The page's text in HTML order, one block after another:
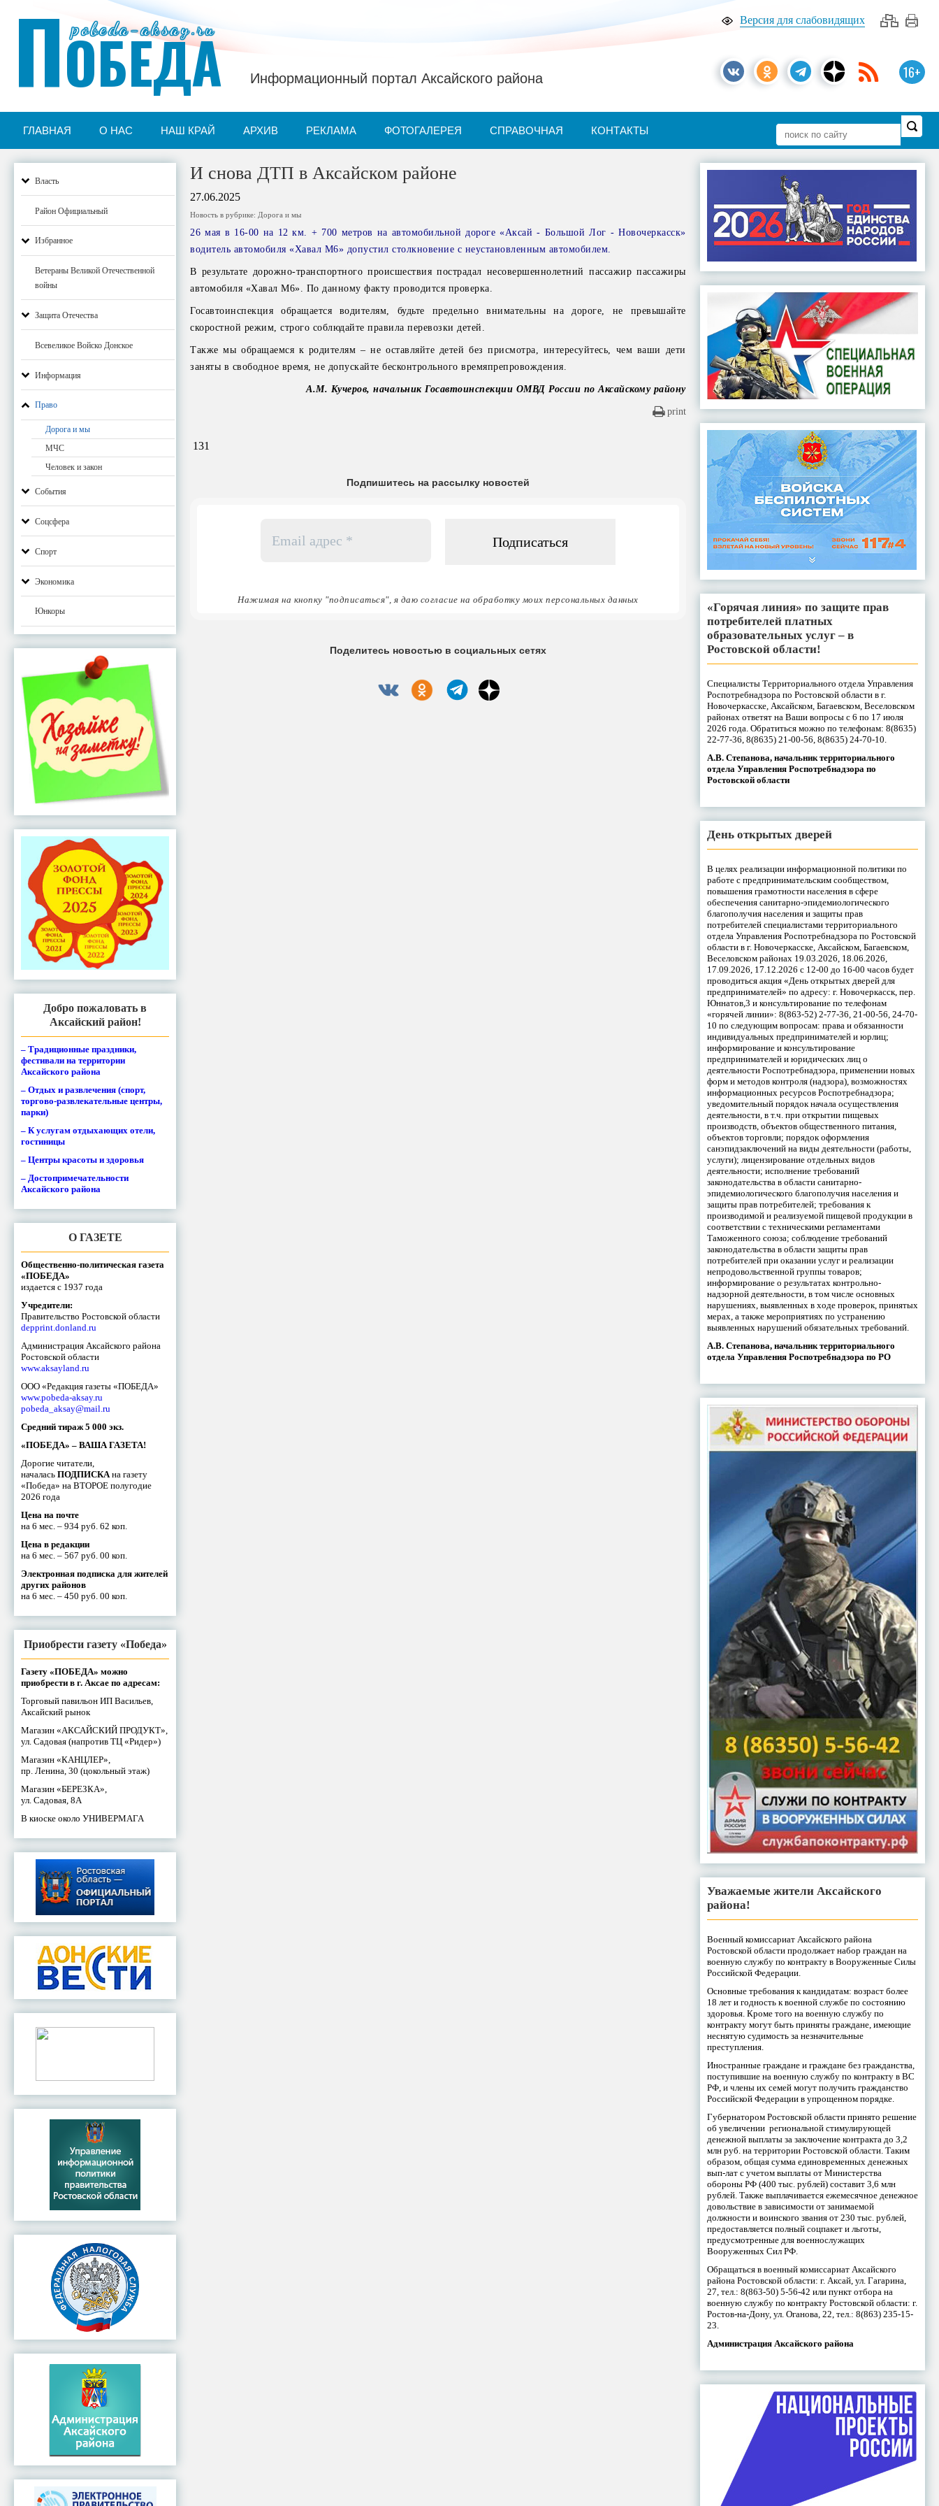
Версия для слабовидящих
16+
pobeda-aksay.ru
ПОБЕДА Информационный портал Аксайского района
ГЛАВНАЯ О НАС НАШ КРАЙ АРХИВ РЕКЛАМА ФОТОГАЛЕРЕЯ СПРАВОЧНАЯ КОНТАКТЫ
Власть
Район Официальный
Избранное
Ветераны Великой Отечественной
войны
Защита Отечества
Всевеликое Войско Донское
Информация
Право
Дорога и мы
МЧС
Человек и закон
События
Соцсфера
Спорт
Экономика
Юнкоры
Добро пожаловать в
Аксайский район!
– Традиционные праздники,
фестивали на территории
Аксайского района
– Отдых и развлечения (спорт,
торгово-развлекательные центры,
парки)
– К услугам отдыхающих отели,
гостиницы
– Центры красоты и здоровья
– Достопримечательности
Аксайского района
О ГАЗЕТЕ
Общественно-политическая газета
«ПОБЕДА»
издается с 1937 года
Учредители:
Правительство Ростовской области
depprint.donland.ru
Администрация Аксайского района
Ростовской области
www.aksayland.ru
ООО «Редакция газеты «ПОБЕДА»
www.pobeda-aksay.ru
pobeda_aksay@mail.ru
Средний тираж 5 000 экз.
«ПОБЕДА» – ВАША ГАЗЕТА!
Дорогие читатели,
началась ПОДПИСКАна газету
«Победа» на ВТОРОЕ полугодие
2026 года
Цена на почте
на 6 мес. – 934 руб. 62 коп.
Цена в редакции
на 6 мес. – 567 руб. 00 коп.
Электронная подписка для жителей
других районов
на 6 мес. – 450 руб. 00 коп.
Приобрести газету «Победа»
Газету «ПОБЕДА» можно
приобрести в г. Аксае по адресам:
Торговый павильон ИП Васильев,
Аксайский рынок
Магазин «АКСАЙСКИЙ ПРОДУКТ»,
ул. Садовая (напротив ТЦ «Ридер»)
Магазин «КАНЦЛЕР»,
пр. Ленина, 30 (цокольный этаж)
Магазин «БЕРЕЗКА»,
ул. Садовая, 8А
В киоске около УНИВЕРМАГА
И снова ДТП в Аксайском районе
27.06.2025
Новость в рубрике: Дорога и мы
26 мая в 16-00 на 12 км. + 700 метров на автомобильной дороге «Аксай - Большой Лог - Новочеркасск»
водитель автомобиля «Хавал М6» допустил столкновение с неустановленным автомобилем.
В результате дорожно-транспортного происшествия пострадал несовершеннолетний пассажир пассажиры
автомобиля «Хавал М6». По данному факту проводится проверка.
Госавтоинспекция обращается водителям, будьте предельно внимательны на дороге, не превышайте
скоростной режим, строго соблюдайте правила перевозки детей.
Также мы обращаемся к родителям – не оставляйте детей без присмотра, интересуйтесь, чем ваши дети
заняты в свободное время, не допускайте бесконтрольного времяпрепровождения.
А.М. Кучеров, начальник Госавтоинспекции ОМВД России по Аксайскому району
print
131
Подпишитесь на рассылку новостей
адрес
Нажимая на кнопку "подписаться", я даю согласие на обработку моих персональных данных
Поделитесь новостью в социальных сетях
«Горячая линия» по защите прав
потребителей платных
образовательных услуг – в
Ростовской области!
Специалисты Территориального отдела Управления
Роспотребнадзора по Ростовской области в г.
Новочеркасске, Аксайском, Багаевском, Веселовском
районах ответят на Ваши вопросы с 6 по 17 июля
2026 года. Обратиться можно по телефонам: 8(8635)
22-77-36, 8(8635) 21-00-56, 8(8635) 24-70-10.
А.В. Степанова, начальник территориального
отдела Управления Роспотребнадзора по
Ростовской области
День открытых дверей
В целях реализации информационной политики по
работе с предпринимательским сообществом,
повышения грамотности населения в сфере
обеспечения санитарно-эпидемиологического
благополучия населения и защиты прав
потребителей специалистами территориального
отдела Управления Роспотребнадзора по Ростовской
области в г. Новочеркасске, Аксайском, Багаевском,
Веселовском районах 19.03.2026, 18.06.2026,
17.09.2026, 17.12.2026 с 12-00 до 16-00 часов будет
проводиться акция «День открытых дверей для
предпринимателей» по адресу: г. Новочеркасск, пер.
Юннатов,3 и консультирование по телефонам
«горячей линии»: 8(863-52) 2-77-36, 21-00-56, 24-70-
10 по следующим вопросам: права и обязанности
индивидуальных предпринимателей и юрлиц;
информирование и консультирование
предпринимателей и юридических лиц о
деятельности Роспотребнадзора, применении новых
форм и методов контроля (надзора), возможностях
информационных ресурсов Роспотребнадзора;
уведомительный порядок начала осуществления
деятельности, в т.ч. при открытии пищевых
производств, объектов общественного питания,
объектов торговли; порядок оформления
санэпидзаключений на виды деятельности (работы,
услуги); лицензирование отдельных видов
деятельности; исполнение требований
законодательства в области санитарно-
эпидемиологического благополучия населения и
защиты прав потребителей; требования к
производимой и реализуемой пищевой продукции в
соответствии с техническими регламентами
Таможенного союза; соблюдение требований
законодательства в области защиты прав
потребителей при оказании услуг и реализации
непродовольственной группы товаров;
информирование о результатах контрольно-
надзорной деятельности, в том числе основных
нарушениях, выявленных в ходе проверок, принятых
мерах, а также мероприятиях по устранению
выявленных нарушений обязательных требований.
А.В. Степанова, начальник территориального
отдела Управления Роспотребнадзора по РО
Уважаемые жители Аксайского
района!
Военный комиссариат Аксайского района
Ростовской области продолжает набор граждан на
военную службу по контракту в Вооруженные Силы
Российской Федерации.
Основные требования к кандидатам: возраст более
18 лет и годность к военной службе по состоянию
здоровья. Кроме того на военную службу по
контракту могут быть приняты граждане, имеющие
неснятую судимость за незначительные
преступления.
Иностранные граждане и граждане без гражданства,
поступившие на военную службу по контракту в ВС
РФ, и члены их семей могут получить гражданство
Российской Федерации в упрощенном порядке.
Губернатором Ростовской области принято решение
об увеличении региональной стимулирующей
денежной выплаты за заключение контракта до 3,2
млн руб. на территории Ростовской области. Таким
образом, общая сумма единовременных денежных
вып-лат с учетом выплаты от Министерства
обороны РФ (400 тыс. рублей) составит 3,6 млн
рублей. Также выплачивается ежемесячное денежное
довольствие в зависимости от занимаемой
должности и воинского звания от 230 тыс. рублей,
предоставляется полный соцпакет и льготы,
предусмотренные для военнослужащих
Вооруженных Сил РФ.
Обращаться в военный комиссариат Аксайского
района Ростовской области: г. Аксай, ул. Гагарина,
27, тел.: 8(863-50) 5-56-42 или пункт отбора на
военную службу по контракту Ростовской области: г.
Ростов-на-Дону, ул. Оганова, 22, тел.: 8(863) 235-15-
23.
Администрация Аксайского района